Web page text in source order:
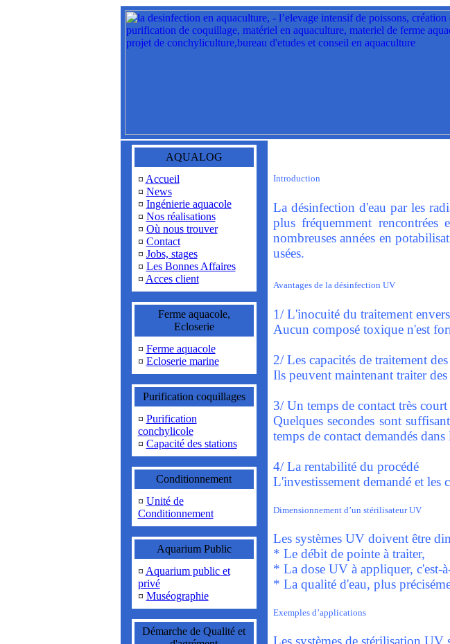
AQUALOG
¤ Accueil
¤ News
¤ Ingénierie aquacole
¤ Nos réalisations
¤ Où nous trouver
¤ Contact
¤ Jobs, stages
¤ Les Bonnes Affaires
¤ Acces client
Ferme aquacole,
Ecloserie
¤ Ferme aquacole
¤ Ecloserie marine
Purification coquillages
¤ Purification
conchylicole
¤ Capacité des stations
Conditionnement
¤ Unité de
Conditionnement
Aquarium Public
¤ Aquarium public et
privé
¤ Muséographie
Démarche de Qualité et
Introduction
La désinfection d'eau par les
plus fréquemment
nombreuses années en
usées.
Avantages de la désinfection UV
1/ L'inocuité du traitement
Aucun composé toxique n'est
2/ Les capacités de traitement
Ils peuvent maintenant traiter
3/ Un temps de contact très court
Quelques secondes sont
temps de contact demandés
4/ La rentabilité du procédé
L'investissement demandé et les
Dimensionnement d’un stérilisateur UV
Les systèmes UV doivent être
* Le débit de pointe à traiter,
* La dose UV à appliquer, c'est-
* La qualité d'eau, plus
Exemples d’applications
Les systèmes de stérilisation UV